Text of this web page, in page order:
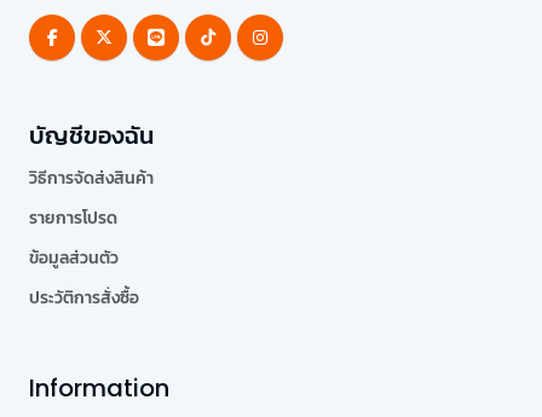
บัญชีของฉัน
วิธีการจัดส่งสินค้า
รายการโปรด
ข้อมูลส่วนตัว
ประวัติการสั่งซื้อ
Information